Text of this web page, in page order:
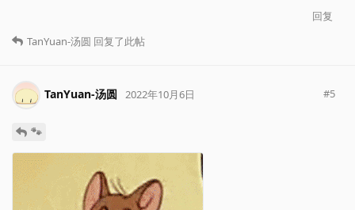
回复
TanYuan-汤圆 回复了此帖
TanYuan-汤圆 2022年10月6日 #5
🐾